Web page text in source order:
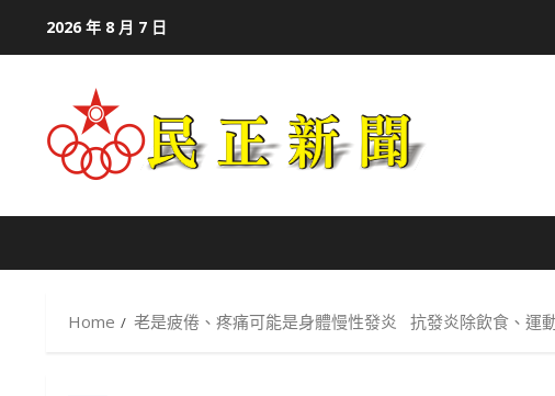
2026 年 8 月 7 日
Home 老是疲倦、疼痛可能是身體慢性發炎 抗發炎除飲食、運